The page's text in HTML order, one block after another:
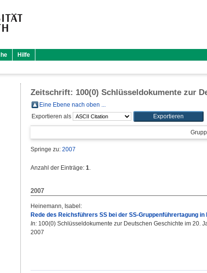
Hilfe
Zeitschrift: 100(0) Schlüsseldokumente zur
Eine Ebene nach oben ...
Exportieren als
Springe zu: 2007
Anzahl der Einträge: 1.
2007
Heinemann, Isabel :
Rede des Reichsführers SS bei der SS-Gruppenführertagung in
In: 100(0) Schlüsseldokumente zur Deutschen Geschichte im 20.
2007